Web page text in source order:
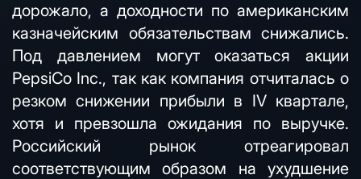
дорожало, а доходности по американским
казначейским обязательствам снижались.
Под давлением могут оказаться акции
PepsiCo Inc., так как компания отчиталась о
резком снижении прибыли в IV квартале,
хотя и превзошла ожидания по выручке.
Российский рынок отреагировал
соответствующим образом на ухудшение